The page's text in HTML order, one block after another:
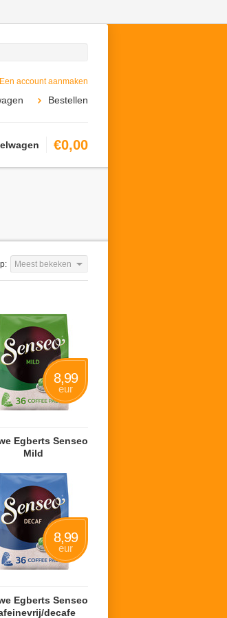
Een account aanmaken
Bestellen
€0,00
Meest bekeken
8,99
eur
Egberts Senseo
Mild
8,99
eur
Egberts Senseo
decafe